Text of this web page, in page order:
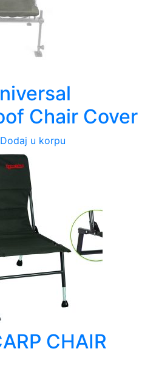
Chair Cover
Dodaj u korpu
CHAIR